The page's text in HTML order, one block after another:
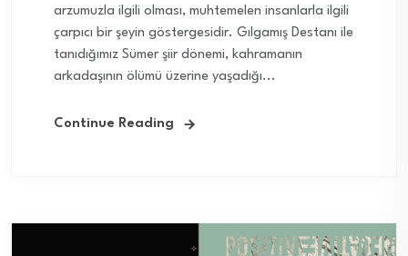
arzumuzla ilgili olması, muhtemelen insanlarla ilgili
çarpıcı bir şeyin göstergesidir. Gılgamış Destanı ile
tanıdığımız Sümer şiir dönemi, kahramanın
arkadaşının ölümü üzerine yaşadığı...
Continue Reading